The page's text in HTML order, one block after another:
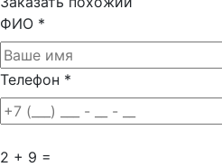
ФИО *
Телефон *
2 + 9 =